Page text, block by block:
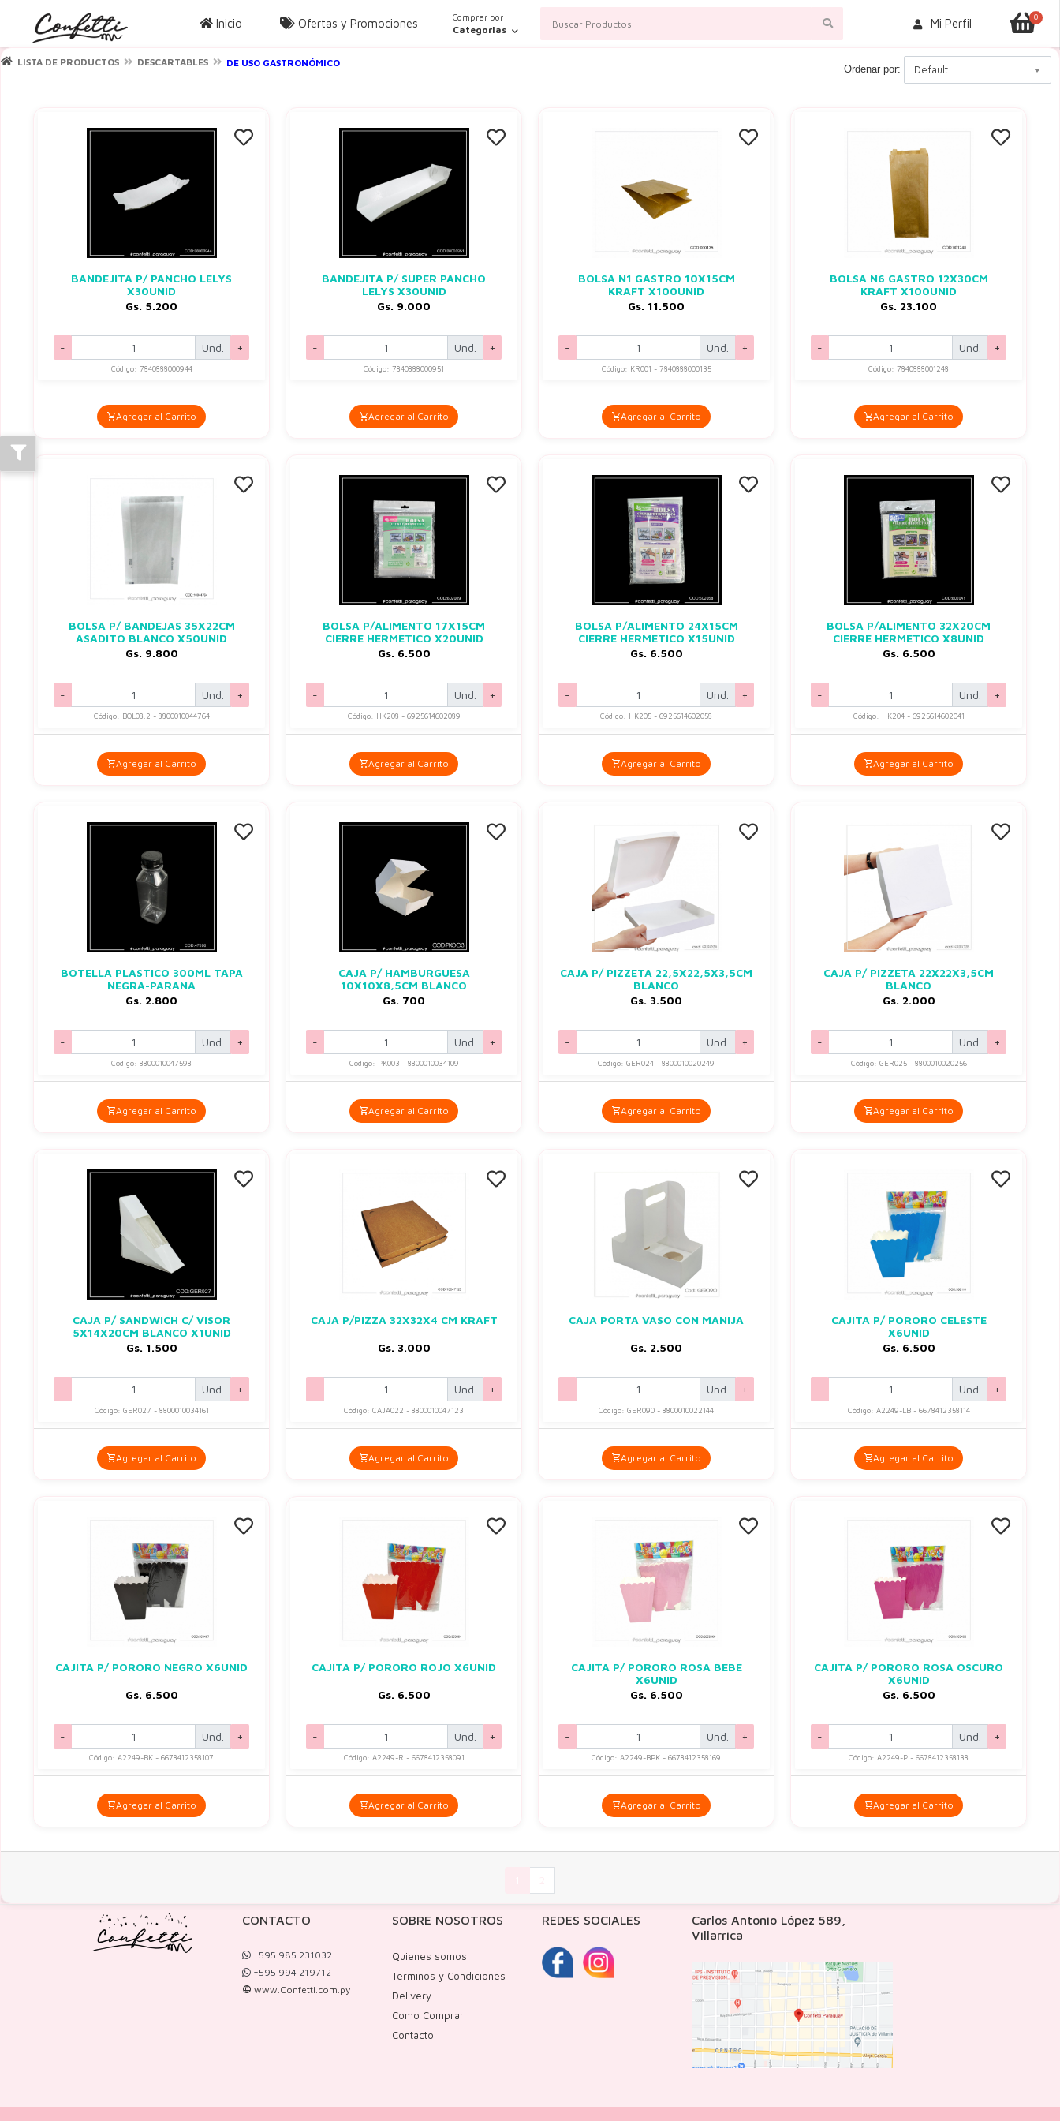
Inicio Ofertas y Promociones Comprar por
Categorias
0
Mi Perfil
LISTA DE PRODUCTOS DESCARTABLES DE USO GASTRONÓMICO
Ordenar por: Default
BANDEJITA P/ PANCHO LELYS
X30UNID
Gs. 5.200
- Und. +
Código: 7840888000944
Agregar al Carrito
BANDEJITA P/ SUPER PANCHO
LELYS X30UNID
Gs. 9.000
- Und. +
Código: 7840888000951
Agregar al Carrito
BOLSA N1 GASTRO 10X15CM
KRAFT X100UNID
Gs. 11.500
- Und. +
Código: KR001 - 7840888000135
Agregar al Carrito
BOLSA N6 GASTRO 12X30CM
KRAFT X100UNID
Gs. 23.100
- Und. +
Código: 7840888001248
Agregar al Carrito
BOLSA P/ BANDEJAS 35X22CM
ASADITO BLANCO X50UNID
Gs. 9.800
- Und. +
Código: BOL08.2 - 8800010044764
Agregar al Carrito
BOLSA P/ALIMENTO 17X15CM
CIERRE HERMETICO X20UNID
Gs. 6.500
- Und. +
Código: HK208 - 6925614602089
Agregar al Carrito
BOLSA P/ALIMENTO 24X15CM
CIERRE HERMETICO X15UNID
Gs. 6.500
- Und. +
Código: HK205 - 6925614602058
Agregar al Carrito
BOLSA P/ALIMENTO 32X20CM
CIERRE HERMETICO X8UNID
Gs. 6.500
- Und. +
Código: HK204 - 6925614602041
Agregar al Carrito
BOTELLA PLASTICO 300ML TAPA
NEGRA-PARANA
Gs. 2.800
- Und. +
Código: 8800010047598
Agregar al Carrito
CAJA P/ HAMBURGUESA
10X10X8,5CM BLANCO
Gs. 700
- Und. +
Código: PK003 - 8800010034109
Agregar al Carrito
CAJA P/ PIZZETA 22,5X22,5X3,5CM
BLANCO
Gs. 3.500
- Und. +
Código: GER024 - 8800010020249
Agregar al Carrito
CAJA P/ PIZZETA 22X22X3,5CM
BLANCO
Gs. 2.000
- Und. +
Código: GER025 - 8800010020256
Agregar al Carrito
CAJA P/ SANDWICH C/ VISOR
5X14X20CM BLANCO X1UNID
Gs. 1.500
- Und. +
Código: GER027 - 8800010034161
Agregar al Carrito
CAJA P/PIZZA 32X32X4 CM KRAFT
Gs. 3.000
- Und. +
Código: CAJA022 - 8800010047123
Agregar al Carrito
CAJA PORTA VASO CON MANIJA
Gs. 2.500
- Und. +
Código: GER090 - 8800010022144
Agregar al Carrito
CAJITA P/ PORORO CELESTE
X6UNID
Gs. 6.500
- Und. +
Código: A2249-LB - 6678412358114
Agregar al Carrito
CAJITA P/ PORORO NEGRO X6UNID
Gs. 6.500
- Und. +
Código: A2249-BK - 6678412358107
Agregar al Carrito
CAJITA P/ PORORO ROJO X6UNID
Gs. 6.500
- Und. +
Código: A2249-R - 6678412358091
Agregar al Carrito
CAJITA P/ PORORO ROSA BEBE
X6UNID
Gs. 6.500
- Und. +
Código: A2249-BPK - 6678412358169
Agregar al Carrito
CAJITA P/ PORORO ROSA OSCURO
X6UNID
Gs. 6.500
- Und. +
Código: A2249-P - 6678412358138
Agregar al Carrito
CONTACTO
+595 985 231032
+595 994 219712
www.Confetti.com.py
SOBRE NOSOTROS
Quienes somos
Terminos y Condiciones
Delivery
Como Comprar
Contacto
REDES SOCIALES
Carlos Antonio López 589,
Villarrica